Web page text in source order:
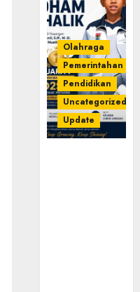
Olahraga
Pemerintahan
Pendidikan
Uncategorized
Update